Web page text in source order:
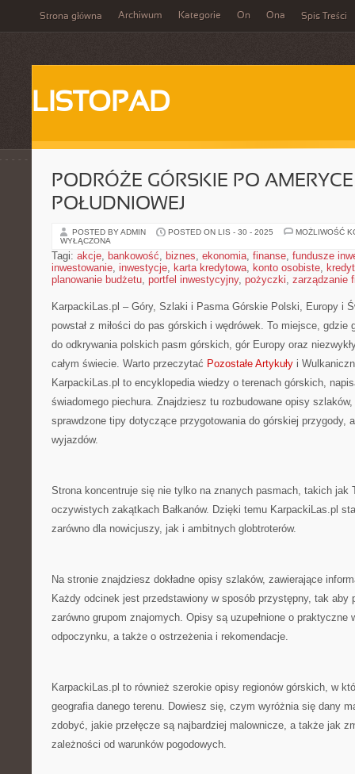
Strona główna Archiwum Kategorie On Ona Spis Treści
LISTOPAD
PODRÓŻE GÓRSKIE PO AMERYCE
POŁUDNIOWEJ
POSTED BY ADMIN POSTED ON LIS - 30 - 2025
MOŻLIWOŚĆ
WYŁĄCZONA
Tagi: akcje, bankowość, biznes, ekonomia, finanse, fundusze
inwestowanie, inwestycje, karta kredytowa, konto osobiste,
planowanie budżetu, portfel inwestycyjny, pożyczki, zarządzanie
KarpackiLas.pl – Góry, Szlaki i Pasma Górskie Polski, Europy i
powstał z miłości do pas górskich i wędrówek. To miejsce, gdzie
do odkrywania polskich pasm górskich, gór Europy oraz
całym świecie. Warto przeczytać Pozostałe Artykuły i
KarpackiLas.pl to encyklopedia wiedzy o terenach górskich,
świadomego piechura. Znajdziesz tu rozbudowane opisy
sprawdzone tipy dotyczące przygotowania do górskiej przygody,
wyjazdów.
Strona koncentruje się nie tylko na znanych pasmach, takich jak
oczywistych zakątkach Bałkanów. Dzięki temu KarpackiLas.pl
zarówno dla nowicjuszy, jak i ambitnych globtroterów.
Na stronie znajdziesz dokładne opisy szlaków, zawierające
Każdy odcinek jest przedstawiony w sposób przystępny, tak aby
zarówno grupom znajomych. Opisy są uzupełnione o
odpoczynku, a także o ostrzeżenia i rekomendacje.
KarpackiLas.pl to również szerokie opisy regionów górskich, w
geografia danego terenu. Dowiesz się, czym wyróżnia się dany
zdobyć, jakie przełęcze są najbardziej malownicze, a także jak
zależności od warunków pogodowych.